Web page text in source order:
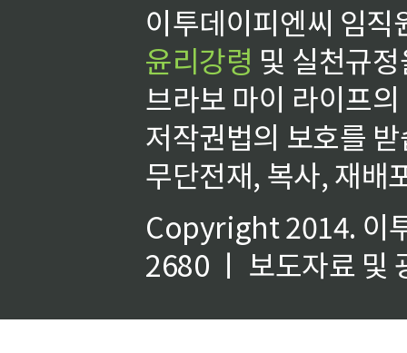
이투데이피엔씨 임
윤리강령 및 실천규
브라보 마이 라이프
저작권법의 보호를
무단전재, 복사, 재배
Copyright 2014. 이
2680 ㅣ 보도자료